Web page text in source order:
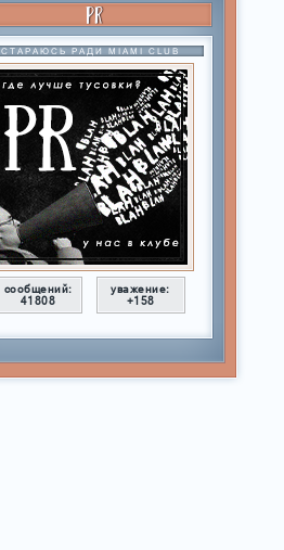
PR
СТАРАЮСЬ РАДИ MIAMI CLUB
сообщений:
41808
уважение:
+158